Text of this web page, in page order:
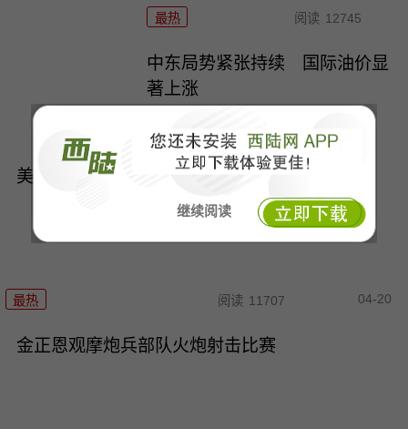
继续阅读
最热 阅读 12745
中东局势紧张持续 国际油价显
著上涨
最热 阅读 11962
美媒称美军正用机器人在霍尔木兹海峡排雷
最热 阅读 11707 04-20
金正恩观摩炮兵部队火炮射击比赛